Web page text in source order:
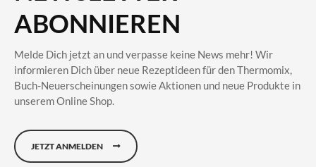
ABONNIEREN
Melde Dich jetzt an und verpasse keine News mehr! Wir
informieren Dich über neue Rezeptideen für den Thermomix,
Buch-Neuerscheinungen sowie Aktionen und neue Produkte in
unserem Online Shop.
JETZT ANMELDEN